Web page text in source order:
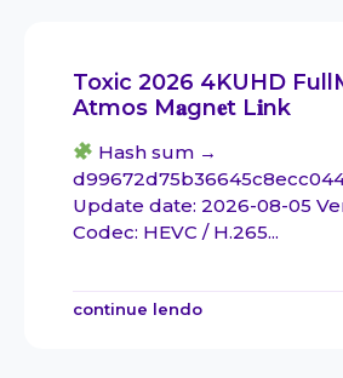
Toxic 2026 4KUHD
Atmos M𝐚gn𝐞t L𝐢nk
Hash sum →
Update date: 2026-08-05
Codec: HEVC / H.265...
continue lendo